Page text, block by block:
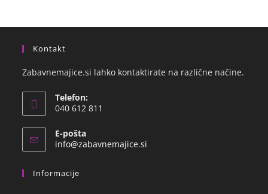
Kontakt
Zabavnemajice.si lahko kontaktirate na različne načine.
Telefon:
040 612 811
E-pošta
info@zabavnemajice.si
Informacije